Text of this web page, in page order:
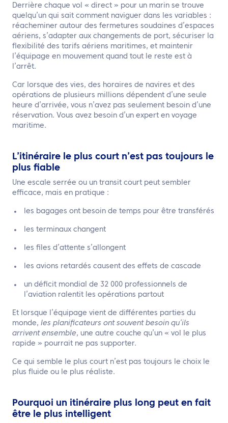
Derrière chaque vol « direct » pour un marin se trouve
quelqu’un qui sait comment naviguer dans les variables :
réacheminer autour des fermetures soudaines d’espaces
aériens, s’adapter aux changements de port, sécuriser la
flexibilité des tarifs aériens maritimes, et maintenir
l’équipage en mouvement quand tout le reste est à
l’arrêt.
Car lorsque des vies, des horaires de navires et des
opérations de plusieurs millions dépendent d’une seule
heure d’arrivée, vous n’avez pas seulement besoin d’une
réservation. Vous avez besoin d’un expert en voyage
maritime.
L’itinéraire le plus court n’est pas toujours le
plus fiable
Une escale serrée ou un transit court peut sembler
efficace, mais en pratique :
les bagages ont besoin de temps pour être transférés
les terminaux changent
les files d’attente s’allongent
les avions retardés causent des effets de cascade
un déficit mondial de 32 000 professionnels de
l’aviation ralentit les opérations partout
Et lorsque l’équipage vient de différentes parties du
monde, les planificateurs ont souvent besoin qu’ils
arrivent ensemble, une autre couche qu’un « vol le plus
rapide » pourrait ne pas supporter.
Ce qui semble le plus court n’est pas toujours le choix le
plus fluide ou le plus réaliste.
Pourquoi un itinéraire plus long peut en fait
être le plus intelligent